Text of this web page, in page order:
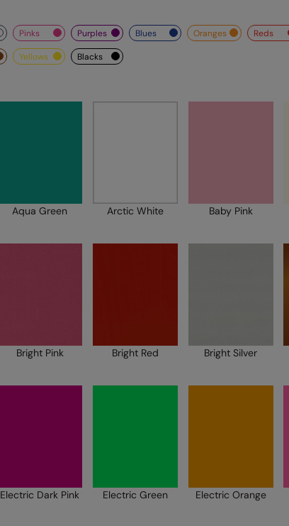
pinks purples blues oranges reds
yellows blacks
Aqua Green Arctic White Baby Pink
Bright Pink Bright Red Bright Silver
Electric Dark Pink Electric Green Electric Orange